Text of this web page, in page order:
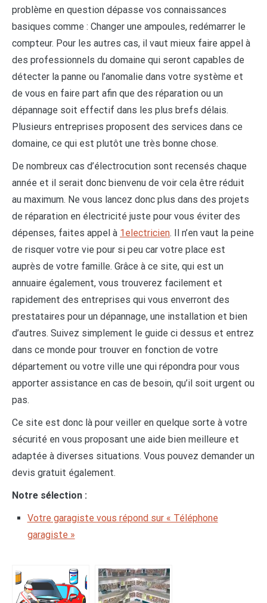
problème en question dépasse vos connaissances
basiques comme : Changer une ampoules, redémarrer le
compteur. Pour les autres cas, il vaut mieux faire appel à
des professionnels du domaine qui seront capables de
détecter la panne ou l’anomalie dans votre système et
de vous en faire part afin que des réparation ou un
dépannage soit effectif dans les plus brefs délais.
Plusieurs entreprises proposent des services dans ce
domaine, ce qui est plutôt une très bonne chose.
De nombreux cas d’électrocution sont recensés chaque
année et il serait donc bienvenu de voir cela être réduit
au maximum. Ne vous lancez donc plus dans des projets
de réparation en électricité juste pour vous éviter des
dépenses, faites appel à 1electricien. Il n’en vaut la peine
de risquer votre vie pour si peu car votre place est
auprès de votre famille. Grâce à ce site, qui est un
annuaire également, vous trouverez facilement et
rapidement des entreprises qui vous enverront des
prestataires pour un dépannage, une installation et bien
d’autres. Suivez simplement le guide ci dessus et entrez
dans ce monde pour trouver en fonction de votre
département ou votre ville une qui répondra pour vous
apporter assistance en cas de besoin, qu’il soit urgent ou
pas.
Ce site est donc là pour veiller en quelque sorte à votre
sécurité en vous proposant une aide bien meilleure et
adaptée à diverses situations. Vous pouvez demander un
devis gratuit également.
Notre sélection :
Votre garagiste vous répond sur « Téléphone
garagiste »